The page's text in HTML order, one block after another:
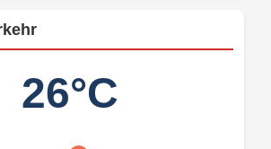
26°C